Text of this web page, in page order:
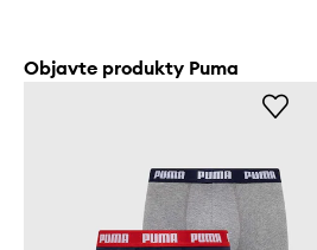
Objavte produkty Puma